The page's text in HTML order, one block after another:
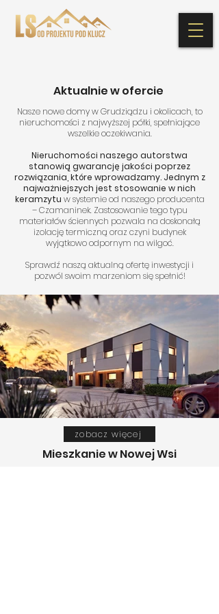
Aktualnie w ofercie
Nasze nowe domy w Grudziądzu i okolicach, to
nieruchomości z najwyższej półki, spełniające
wszelkie oczekiwania.
Nieruchomości naszego autorstwa
stanowią gwarancję jakości poprzez
rozwiązania, które wprowadzamy. Jednym z
najważniejszych jest stosowanie w nich
keramzytu w systemie od naszego producenta
– Czamaninek. Zastosowanie tego typu
materiałów ściennych pozwala na doskonałą
izolację termiczną oraz czyni budynek
wyjątkowo odpornym na wilgoć.
Sprawdź naszą aktualną ofertę inwestycji i
pozwól swoim marzeniom się spełnić!
zobacz więcej
Mieszkanie w Nowej Wsi